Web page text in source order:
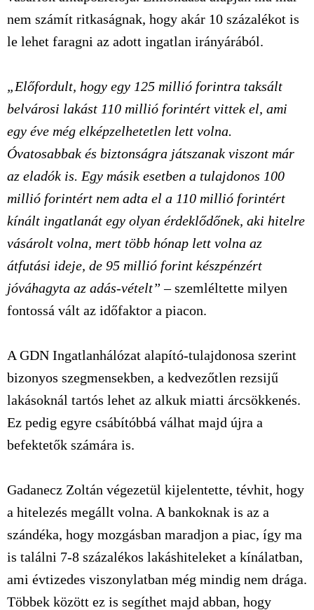
nem számít ritkaságnak, hogy akár 10 százalékot is
le lehet faragni az adott ingatlan irányárából.
„Előfordult, hogy egy 125 millió forintra taksált
belvárosi lakást 110 millió forintért vittek el, ami
egy éve még elképzelhetetlen lett volna.
Óvatosabbak és biztonságra játszanak viszont már
az eladók is. Egy másik esetben a tulajdonos 100
millió forintért nem adta el a 110 millió forintért
kínált ingatlanát egy olyan érdeklődőnek, aki hitelre
vásárolt volna, mert több hónap lett volna az
átfutási ideje, de 95 millió forint készpénzért
jóváhagyta az adás-vételt” – szemléltette milyen
fontossá vált az időfaktor a piacon.
A GDN Ingatlanhálózat alapító-tulajdonosa szerint
bizonyos szegmensekben, a kedvezőtlen rezsijű
lakásoknál tartós lehet az alkuk miatti árcsökkenés.
Ez pedig egyre csábítóbbá válhat majd újra a
befektetők számára is.
Gadanecz Zoltán végezetül kijelentette, tévhit, hogy
a hitelezés megállt volna. A bankoknak is az a
szándéka, hogy mozgásban maradjon a piac, így ma
is találni 7-8 százalékos lakáshiteleket a kínálatban,
ami évtizedes viszonylatban még mindig nem drága.
Többek között ez is segíthet majd abban, hogy